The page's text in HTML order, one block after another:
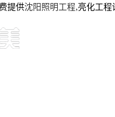
提供沈阳照明工程,亮化工程